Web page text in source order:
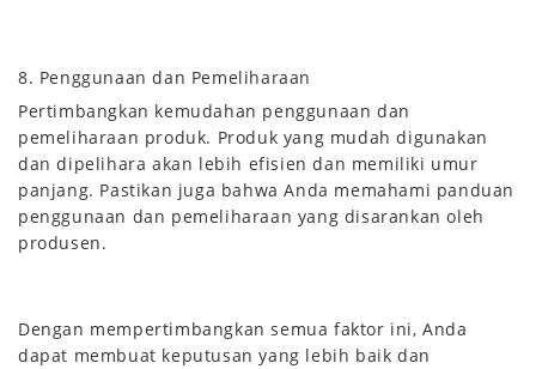
8. Penggunaan dan Pemeliharaan
Pertimbangkan kemudahan penggunaan dan
pemeliharaan produk. Produk yang mudah digunakan
dan dipelihara akan lebih efisien dan memiliki umur
panjang. Pastikan juga bahwa Anda memahami panduan
penggunaan dan pemeliharaan yang disarankan oleh
produsen.
Dengan mempertimbangkan semua faktor ini, Anda
dapat membuat keputusan yang lebih baik dan